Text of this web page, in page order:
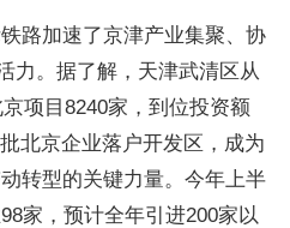
路加速了京津产业集聚、协
力。据了解，天津武清区从
项目8240家，到位投资额
北京企业落户开发区，成为
转型的关键力量。今年上半
家，预计全年引进200家以